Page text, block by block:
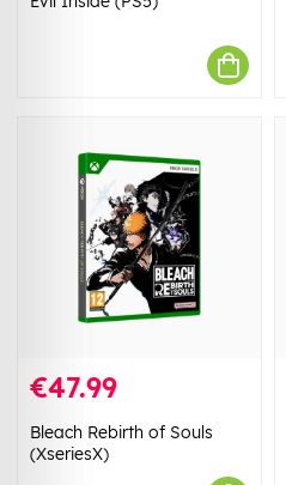
€47.99
Bleach Rebirth of Souls
(XseriesX)